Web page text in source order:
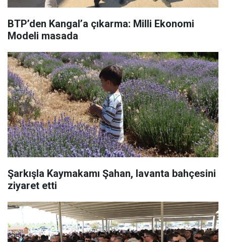
BTP’den Kangal’a çıkarma: Milli Ekonomi
Modeli masada
Şarkışla Kaymakamı Şahan, lavanta bahçesini
ziyaret etti